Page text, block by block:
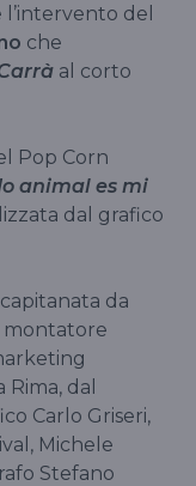
del
che
al corto
Pop Corn
animal es mi
dal grafico
da
montatore
dal
Carlo Griseri,
Michele
Stefano